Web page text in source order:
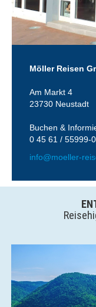
Möller Reisen
Am Markt 4
23730 Neustadt
Buchen &
0 45 61 / 55999-0
info@moeller-